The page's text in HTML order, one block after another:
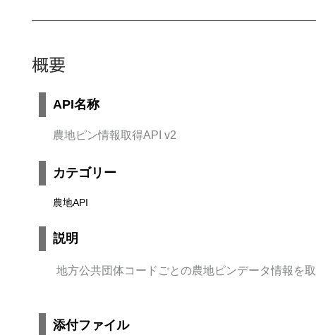
概要
API名称
農地ピン情報取得API v2
カテゴリー
農地API
説明
地方公共団体コードごとの農地ピンデータ情報を
添付ファイル